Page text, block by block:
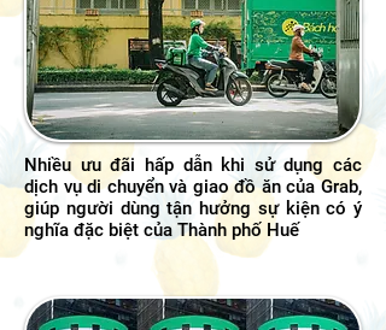
Nhiều ưu đãi hấp dẫn khi sử dụng các
dịch vụ di chuyển và giao đồ ăn của Grab,
giúp người dùng tận hưởng sự kiện có ý
nghĩa đặc biệt của Thành phố Huế